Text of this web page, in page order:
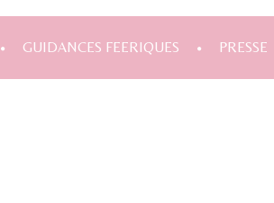
GUIDANCES FEERIQUES PRESSE